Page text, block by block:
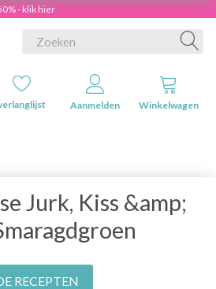
- klik hier
Aanmelden Winkelwagen
Jurk, Kiss &amp;
RECEPTEN